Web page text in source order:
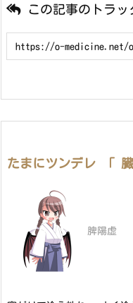
この記事のトラッ
たまにツンデレ 「 臓
脾陽虚